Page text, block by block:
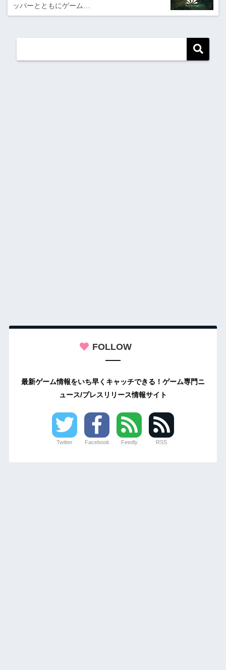
ッパーとともにゲーム…
FOLLOW
最新ゲーム情報をいち早くキャッチできる！ゲーム専門ニ
ュース/プレスリリース情報サイト
Twitter Facebook Feedly RSS